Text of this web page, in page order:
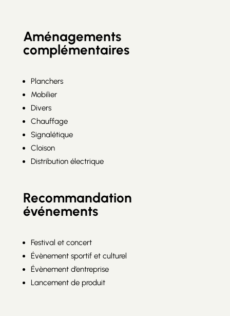
Aménagements
complémentaires
Planchers
Mobilier
Divers
Chauffage
Signalétique
Cloison
Distribution électrique
Recommandation
événements
Festival et concert
Évènement sportif et culturel
Évènement d’entreprise
Lancement de produit